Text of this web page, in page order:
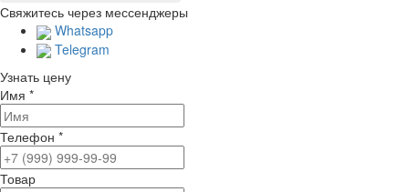
Свяжитесь через мессенджеры
Whatsapp
Telegram
Узнать цену
Имя *
Телефон *
Товар